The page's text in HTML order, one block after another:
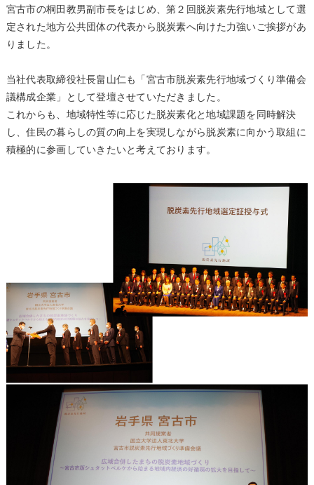
宮古市の桐田教男副市長をはじめ、第２回脱炭素先行地域として選
定された地方公共団体の代表から脱炭素へ向けた力強いご挨拶があ
りました。
当社代表取締役社長畠山仁も「宮古市脱炭素先行地域づくり準備会
議構成企業」として登壇させていただきました。
これからも、地域特性等に応じた脱炭素化と地域課題を同時解決
し、住民の暮らしの質の向上を実現しながら脱炭素に向かう取組に
積極的に参画していきたいと考えております。